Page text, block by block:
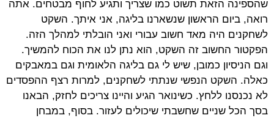
שהספינה הזאת תשוט כמו שצריך ותגיע לחוף מבטחים. אתה
רואה, ביום הראשון שנשארנו בליגה, אני איתך. השקט
לשחקנים היה מאד חשוב עבורי ואני הובלתי למהלך הזה.
הפקטור החשוב זה השקט, הוא נתן לנו את הכוח להמשיך.
וגם הניסיון כמובן, שיש לי גם בליגה הלאומית וגם במאבקים
כאלה. השקט הנפשי שנתתי לשחקנים, למרות רצף ההפסדים
לא נכנסנו ללחץ. כשינואר הגיע והיינו צריכים לחזק, הבאנו
בסך הכל שניים שחשבתי שיכולים לעזור. בסוף, במבחן